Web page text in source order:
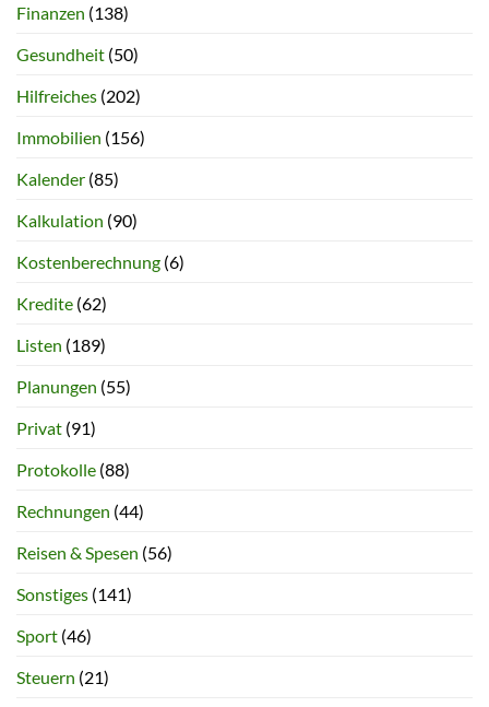
Finanzen (138)
Gesundheit (50)
Hilfreiches (202)
Immobilien (156)
Kalender (85)
Kalkulation (90)
Kostenberechnung (6)
Kredite (62)
Listen (189)
Planungen (55)
Privat (91)
Protokolle (88)
Rechnungen (44)
Reisen & Spesen (56)
Sonstiges (141)
Sport (46)
Steuern (21)